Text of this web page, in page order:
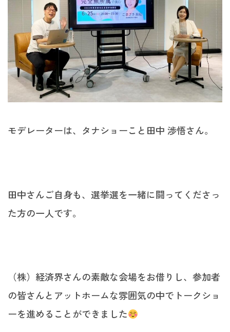
モデレーターは、タナショーこと田中 渉悟さん。
田中さんご自身も、選挙選を一緒に闘ってくださっ
た方の一人です。
（株）経済界さんの素敵な会場をお借りし、参加者
の皆さんとアットホームな雰囲気の中でトークショ
ーを進めることができました